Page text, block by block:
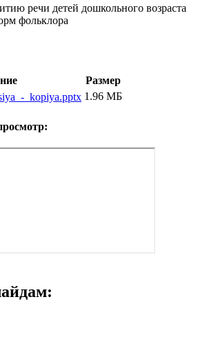
речи детей дошкольного возраста
фольклора
Размер
_kopiya.pptx 1.96 МБ